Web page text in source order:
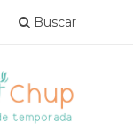
Buscar